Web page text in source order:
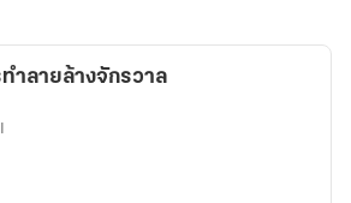
ำลายล้างจักรวาล